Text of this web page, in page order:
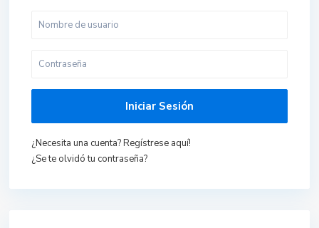
Iniciar Sesión
¿Necesita una cuenta? Regístrese aquí!
¿Se te olvidó tu contraseña?